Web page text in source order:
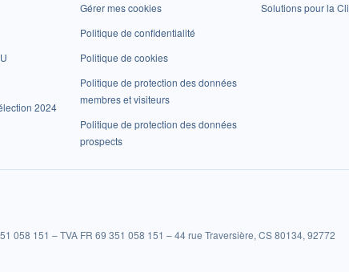
2024
Gérer mes cookies
Politique de confidentialité
Politique de cookies
Politique de protection des données
membres et visiteurs
Politique de protection des données
prospects
Solutions pour la
058 151 – TVA FR 69 351 058 151 – 44 rue Traversière, CS 80134, 92772